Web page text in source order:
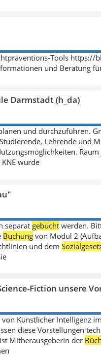
Tools
und Beratung
Darmstadt (h_da)
und durchzuführen.
Lehrende und
wurde
separat gebucht werden.
Buchung von Modul 2
und dem
Fiction unsere
Künstlicher Intelligenz
diese Vorstellungen
Mitherausgeberin der